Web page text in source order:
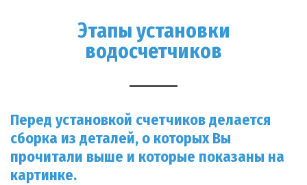
Этапы установки
водосчетчиков
Перед установкой счетчиков делается
сборка из деталей, о которых Вы
прочитали выше и которые показаны на
картинке.